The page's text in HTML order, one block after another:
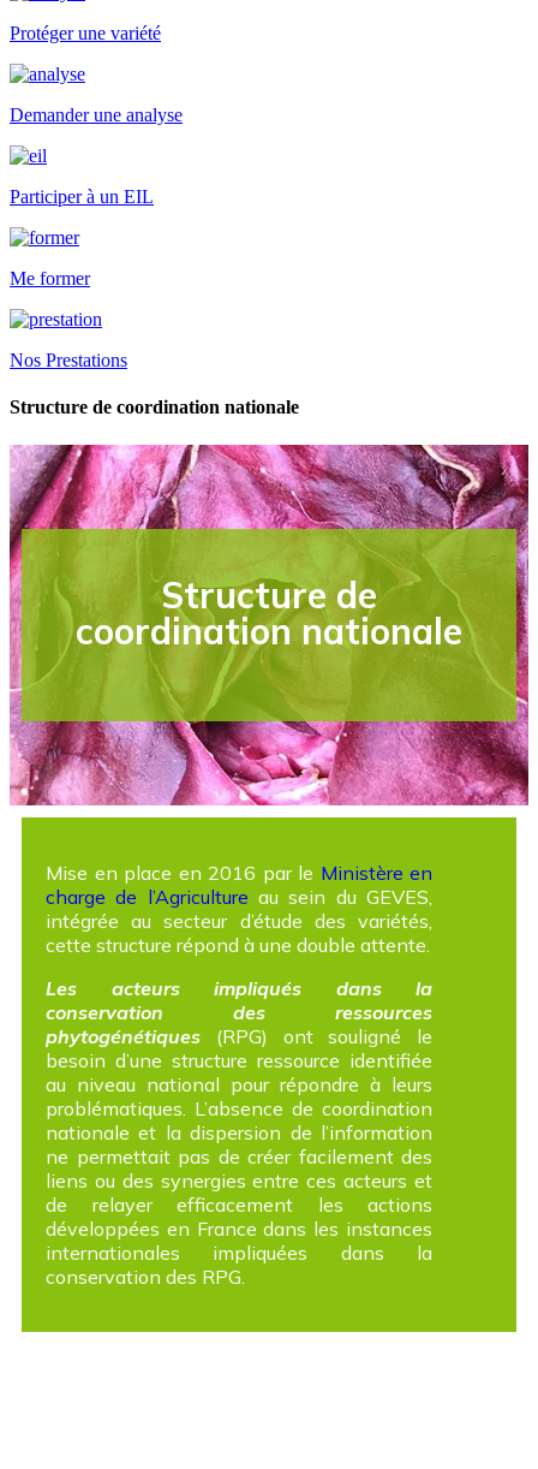
Protéger une variété
Demander une analyse
Participer à un EIL
Me former
Nos Prestations
Structure de coordination nationale
Structure de
coordination nationale
Mise en place en 2016 par le Ministère en
charge de l’Agriculture au sein du GEVES,
intégrée au secteur d’étude des variétés,
cette structure répond à une double attente.
Les acteurs impliqués dans la
conservation des ressources
phytogénétiques (RPG) ont souligné le
besoin d’une structure ressource identifiée
au niveau national pour répondre à leurs
problématiques. L’absence de coordination
nationale et la dispersion de l’information
ne permettait pas de créer facilement des
liens ou des synergies entre ces acteurs et
de relayer efficacement les actions
développées en France dans les instances
internationales impliquées dans la
conservation des RPG.